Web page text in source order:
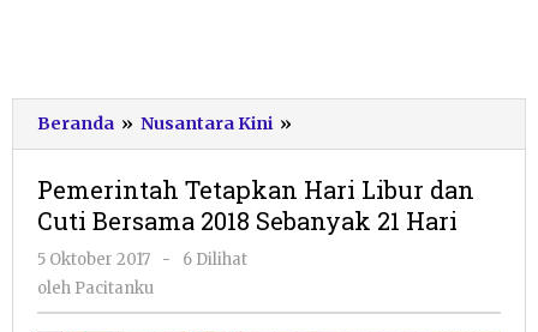
Beranda » Nusantara Kini »
Tetapkan
Libur
dan
Pemerintah Tetapkan Hari Libur dan
Cuti Bersama 2018 Sebanyak 21 Hari
5 Oktober 2017
oleh
-
6 Dilihat
oleh Pacitanku